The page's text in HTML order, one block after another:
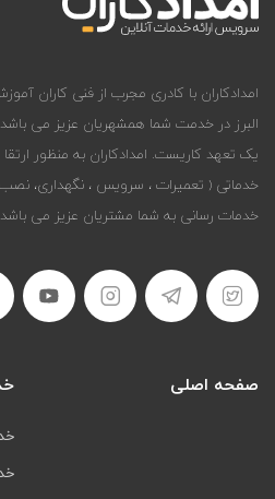
امدادکاران با کادری مجرب از فنی کاران
البرز در خدمت شما همشهریان عزیز می
یک تعهد کاریست. امدادکاران به منظور
خدماتی ( تعمیرات ، سرویس ، نگهداری، نصب
خدمات رسانی به شما مشتریان عزیز می
صفحه اصلی